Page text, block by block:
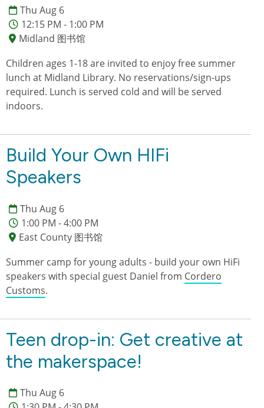
Thu Aug 6
12:15 PM - 1:00 PM
Midland 图书馆
Children ages 1-18 are invited to enjoy free summer
lunch at Midland Library. No reservations/sign-ups
required. Lunch is served cold and will be served
indoors.
Build Your Own HIFi
Speakers
Thu Aug 6
1:00 PM - 4:00 PM
East County 图书馆
Summer camp for young adults - build your own HiFi
speakers with special guest Daniel from Cordero
Customs.
Teen drop-in: Get creative at
the makerspace!
Thu Aug 6